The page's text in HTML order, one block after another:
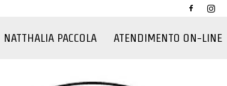
NATTHALIA PACCOLA ATENDIMENTO ON-LINE